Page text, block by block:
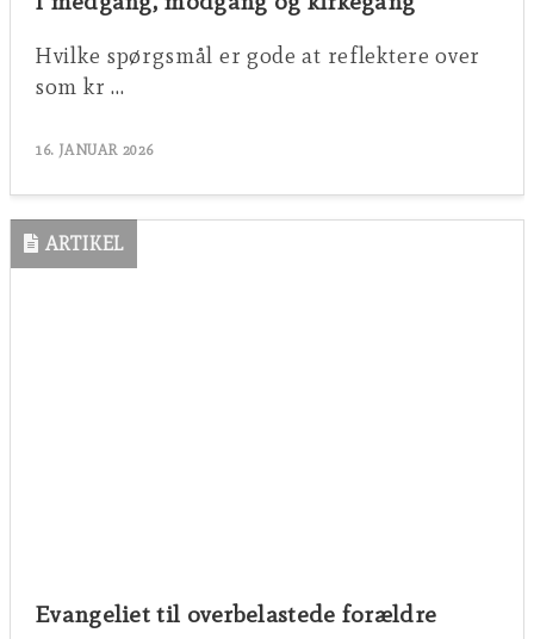
Hvilke spørgsmål er gode at reflektere over
som kr …
16. JANUAR 2026
ARTIKEL
Evangeliet til overbelastede forældre